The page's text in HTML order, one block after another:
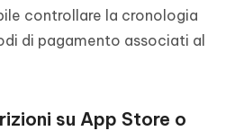
controllare la cronologia
di pagamento associati al
su App Store o